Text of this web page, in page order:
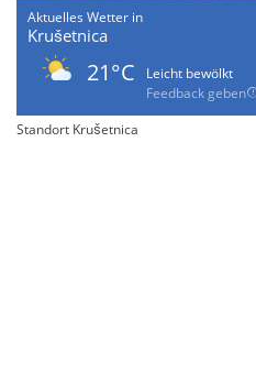
Aktuelles Wetter in
Krušetnica
21°C
Leicht bewölkt
Feedback geben
Standort Krušetnica